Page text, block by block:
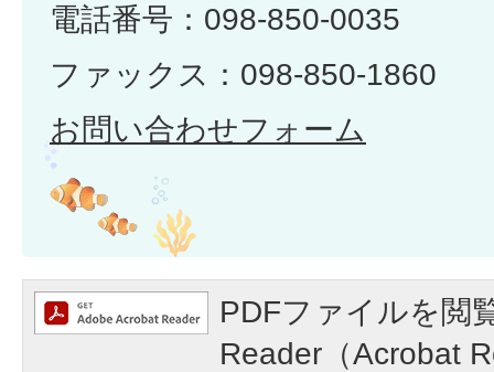
電話番号：098-850-0035
ファックス：098-850-1860
お問い合わせフォーム
PDFファイルを閲
Reader（Acrobat